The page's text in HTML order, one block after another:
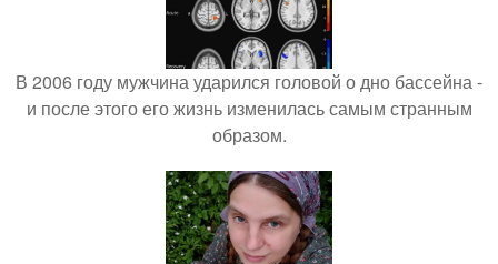
В 2006 году мужчина ударился головой о дно бассейна -
и после этого его жизнь изменилась самым странным
образом.